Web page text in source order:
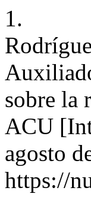
1.
sobre la
ACU
agosto
https://